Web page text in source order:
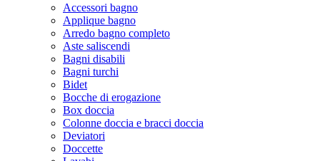
Accessori bagno
Applique bagno
Arredo bagno completo
Aste saliscendi
Bagni disabili
Bagni turchi
Bidet
Bocche di erogazione
Box doccia
Colonne doccia e bracci doccia
Deviatori
Doccette